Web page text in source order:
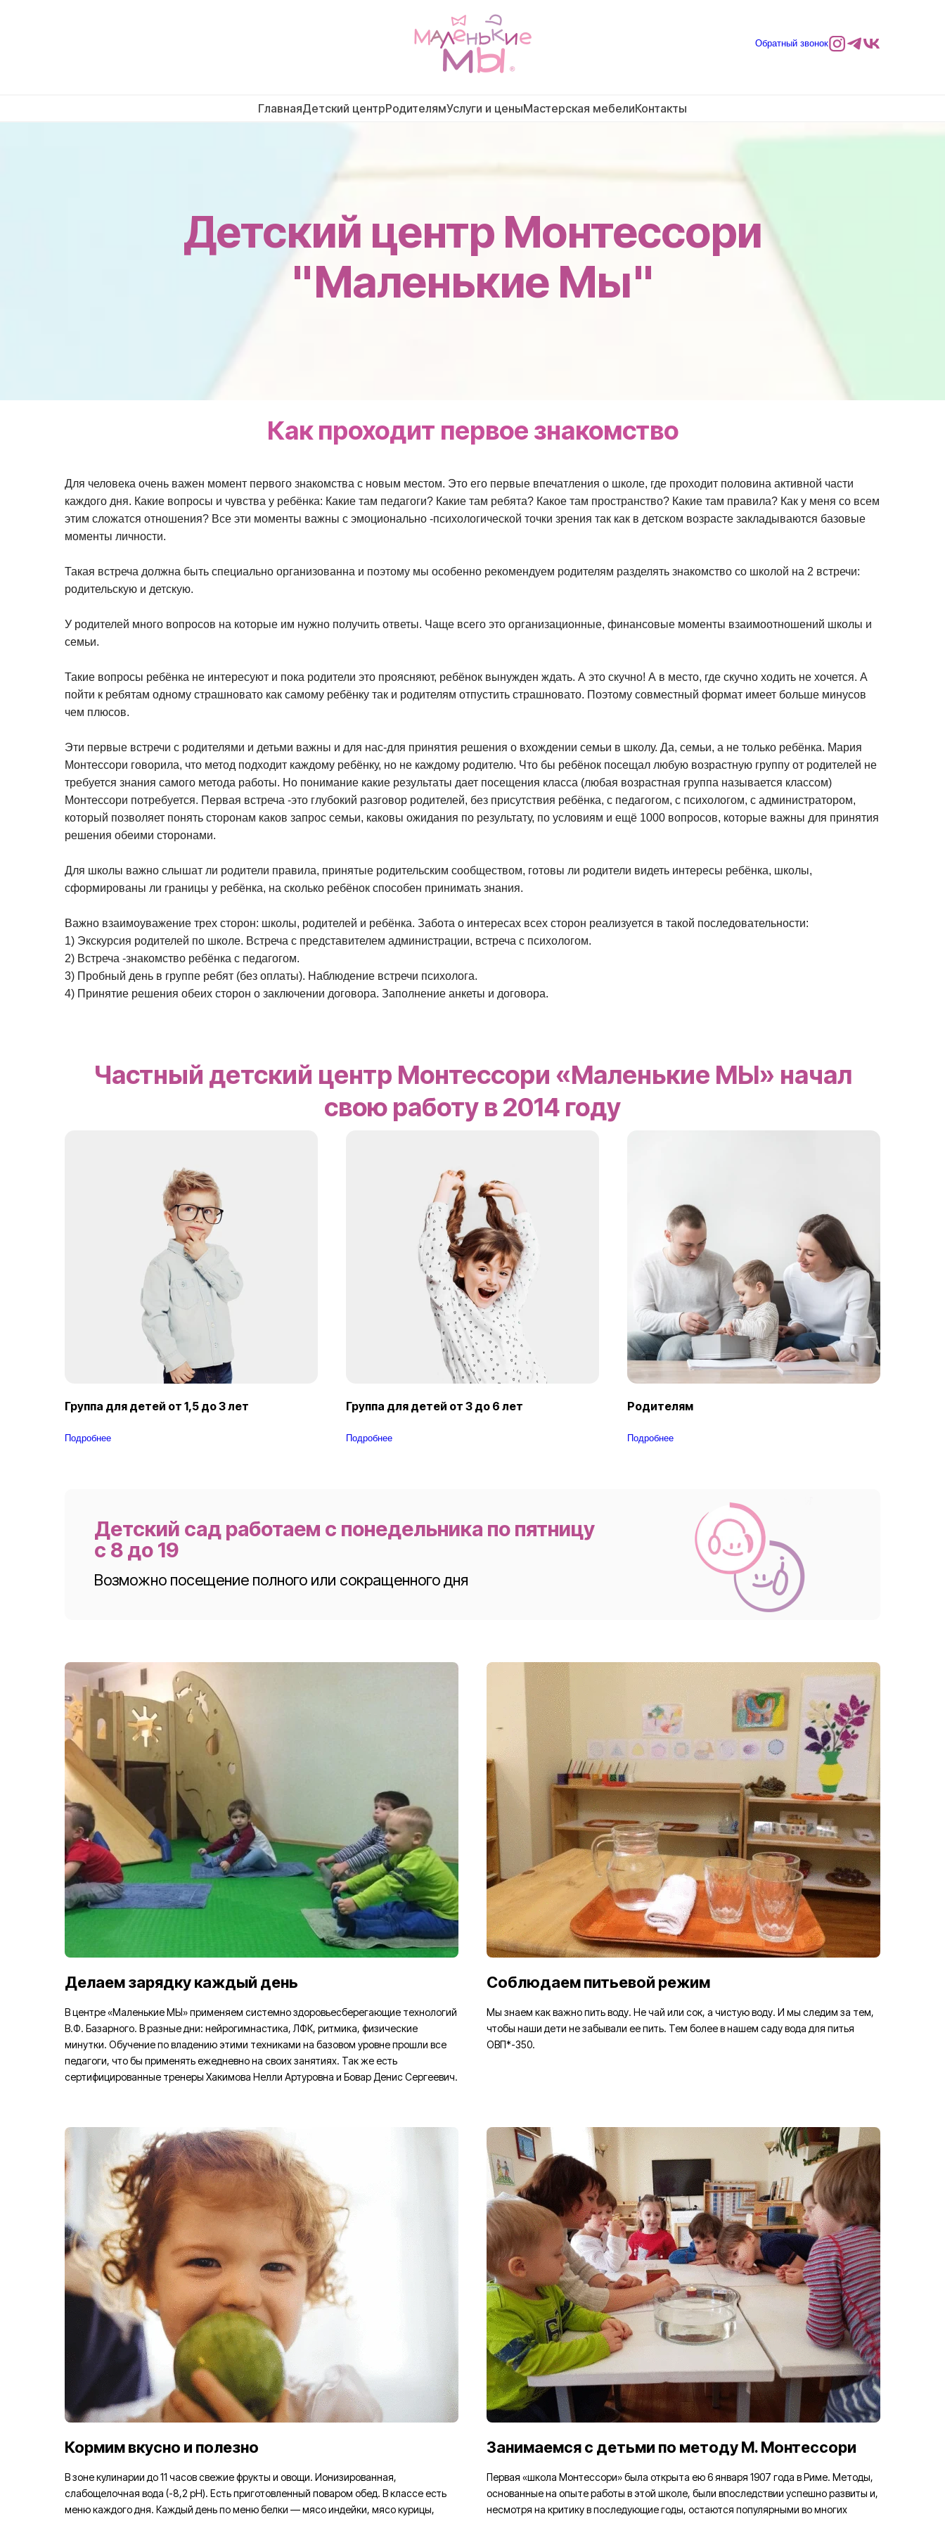
Обратный звонок
ГлавнаяДетский центрРодителямУслуги и ценыМастерская мебелиКонтакты
Детский центр Монтессори
"Маленькие Мы"
Как проходит первое знакомство
Для человека очень важен момент первого знакомства с новым местом. Это его первые впечатления о школе, где проходит половина активной части
каждого дня. Какие вопросы и чувства у ребёнка: Какие там педагоги? Какие там ребята? Какое там пространство? Какие там правила? Как у меня со всем
этим сложатся отношения? Все эти моменты важны с эмоционально -психологической точки зрения так как в детском возрасте закладываются базовые
моменты личности.
Такая встреча должна быть специально организованна и поэтому мы особенно рекомендуем родителям разделять знакомство со школой на 2 встречи:
родительскую и детскую.
У родителей много вопросов на которые им нужно получить ответы. Чаще всего это организационные, финансовые моменты взаимоотношений школы и
семьи.
Такие вопросы ребёнка не интересуют и пока родители это проясняют, ребёнок вынужден ждать. А это скучно! А в место, где скучно ходить не хочется. А
пойти к ребятам одному страшновато как самому ребёнку так и родителям отпустить страшновато. Поэтому совместный формат имеет больше минусов
чем плюсов.
Эти первые встречи с родителями и детьми важны и для нас-для принятия решения о вхождении семьи в школу. Да, семьи, а не только ребёнка. Мария
Монтессори говорила, что метод подходит каждому ребёнку, но не каждому родителю. Что бы ребёнок посещал любую возрастную группу от родителей не
требуется знания самого метода работы. Но понимание какие результаты дает посещения класса (любая возрастная группа называется классом)
Монтессори потребуется. Первая встреча -это глубокий разговор родителей, без присутствия ребёнка, с педагогом, с психологом, с администратором,
который позволяет понять сторонам каков запрос семьи, каковы ожидания по результату, по условиям и ещё 1000 вопросов, которые важны для принятия
решения обеими сторонами.
Для школы важно слышат ли родители правила, принятые родительским сообществом, готовы ли родители видеть интересы ребёнка, школы,
сформированы ли границы у ребёнка, на сколько ребёнок способен принимать знания.
Важно взаимоуважение трех сторон: школы, родителей и ребёнка. Забота о интересах всех сторон реализуется в такой последовательности:
1) Экскурсия родителей по школе. Встреча с представителем администрации, встреча с психологом.
2) Встреча -знакомство ребёнка с педагогом.
3) Пробный день в группе ребят (без оплаты). Наблюдение встречи психолога.
4) Принятие решения обеих сторон о заключении договора. Заполнение анкеты и договора.
Частный детский центр Монтессори «Маленькие МЫ» начал
свою работу в 2014 году
Группа для детей от 1,5 до 3 лет​
Подробнее
Группа для детей от 3 до 6 лет​
Подробнее
Родителям
Подробнее
Детский сад работаем с понедельника по пятницу
с 8 до 19
Возможно посещение полного или сокращенного дня
Делаем зарядку каждый день
В центре «Маленькие МЫ» применяем системно здоровьесберегающие технологий
В.Ф. Базарного. В разные дни: нейрогимнастика, ЛФК, ритмика, физические
минутки. Обучение по владению этими техниками на базовом уровне прошли все
педагоги, что бы применять ежедневно на своих занятиях. Так же есть
сертифицированные тренеры Хакимова Нелли Артуровна и Бовар Денис Сергеевич.
Соблюдаем питьевой режим
Мы знаем как важно пить воду. Не чай или сок, а чистую воду. И мы следим за тем,
чтобы наши дети не забывали ее пить. Тем более в нашем саду вода для питья
ОВП*-350.
Кормим вкусно и полезно
В зоне кулинарии до 11 часов свежие фрукты и овощи. Ионизированная,
слабощелочная вода (-8,2 pH). Есть приготовленный поваром обед. В классе есть
меню каждого дня. Каждый день по меню белки — мясо индейки, мясо курицы,
Занимаемся с детьми по методу М. Монтессори
Первая «школа Монтессори» была открыта ею 6 января 1907 года в Риме. Методы,
основанные на опыте работы в этой школе, были впоследствии успешно развиты и,
несмотря на критику в последующие годы, остаются популярными во многих